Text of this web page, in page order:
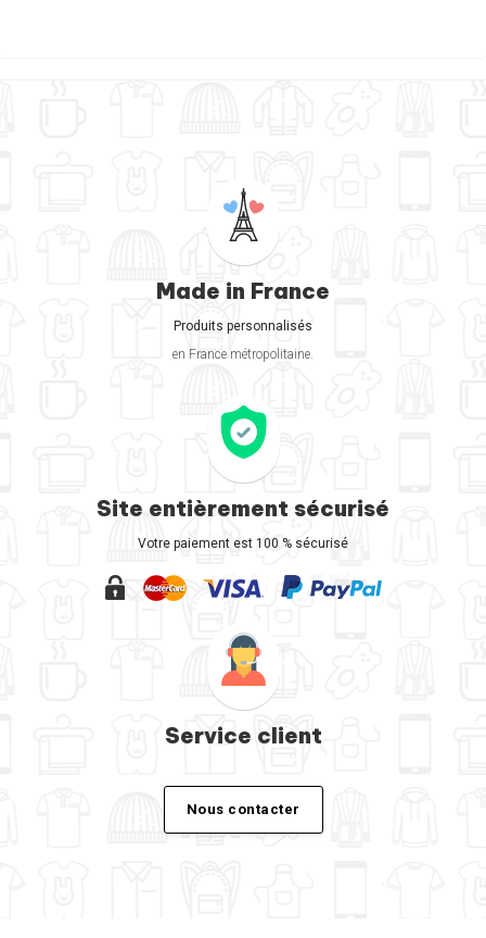
Made in France
Produits personnalisés
en France métropolitaine.
Site entièrement sécurisé
Votre paiement est 100 % sécurisé
Service client
Nous contacter